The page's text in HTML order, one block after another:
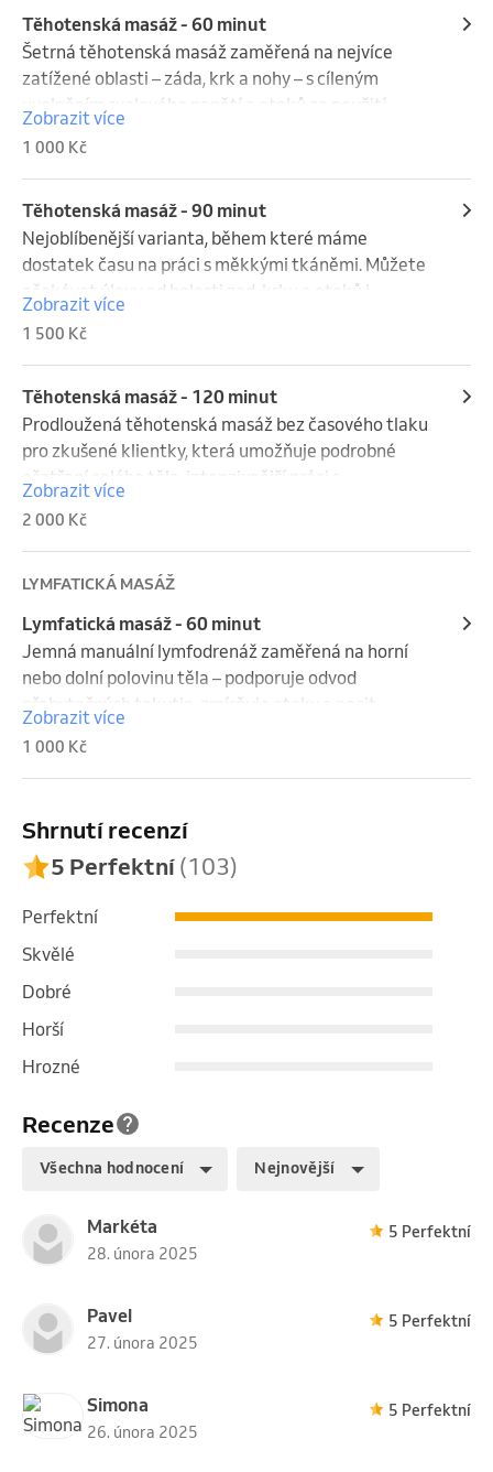
Těhotenská masáž - 60 minut
Šetrná těhotenská masáž zaměřená na nejvíce
zatížené oblasti – záda, krk a nohy – s cíleným
uvolněním svalového napětí a otoků za použití
neutrálních olejů a poloh přizpůsobených
těhotenství. Jemná a účinná péče v kratším čase.
Zobrazit více
1 000 Kč
Těhotenská masáž - 90 minut
Nejoblíbenější varianta, během které máme
dostatek času na práci s měkkými tkáněmi. Můžete
očekávat úlevu od bolesti zad, krku a otoků i
podporu krevního oběhu – prostor pro důkladné
ošetření i hlubokou relaxaci.
Zobrazit více
1 500 Kč
Těhotenská masáž - 120 minut
Prodloužená těhotenská masáž bez časového tlaku
pro zkušené klientky, která umožňuje podrobné
ošetření celého těla, intenzivnější práci s
problematickými partiemi a maximální prostor pro
fyzické uvolnění i psychický klid.
Zobrazit více
2 000 Kč
LYMFATICKÁ MASÁŽ
Lymfatická masáž - 60 minut
Jemná manuální lymfodrenáž zaměřená na horní
nebo dolní polovinu těla – podporuje odvod
přebytečných tekutin, zmírňuje otoky a pocit
těžkých nohou, vhodná při sedavém zaměstnání, po
fyzické zátěži i při zadržování vody.
Zobrazit více
1 000 Kč
Recenze
Všechna hodnocení Nejnovější
Markéta
28. února 2025
5 Perfektní
Pavel
27. února 2025
5 Perfektní
Simona
26. února 2025
5 Perfektní
Shrnutí recenzí
5 Perfektní(103)
Perfektní
Skvělé
Dobré
Horší
Hrozné